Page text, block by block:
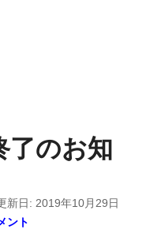
了のお知
新日: 2019年10月29日
ント